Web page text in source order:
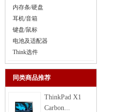
内存条/硬盘
耳机/音箱
键盘/鼠标
电池及适配器
Think选件
同类商品推荐
ThinkPad X1
Carbon...